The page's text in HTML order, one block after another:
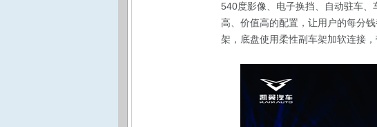
540度影像、电子换挡、自动驻车
高、价值高的配置，让用户的每分
架，底盘使用柔性副车架加软连接